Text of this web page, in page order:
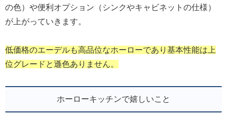
の色）や便利オプション（シンクやキャビネットの仕様）
が上がっていきます。
低価格のエーデルも高品位なホーローであり基本性能は上
位グレードと遜色ありません。
ホーローキッチンで嬉しいこと